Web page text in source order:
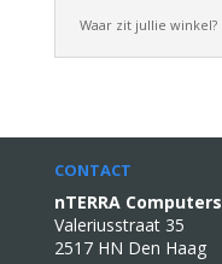
Waar zit jullie winkel?
CONTACT
nTERRA Computers
Valeriusstraat 35
2517 HN Den Haag